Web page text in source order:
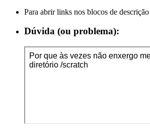
Para abrir links nos blocos de
Dúvida (ou problema):